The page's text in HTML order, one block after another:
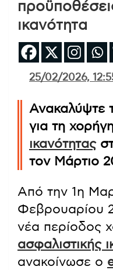
ικανότητα
25/02/2026,
Ανακαλύψτε
για τη
ικανότητας
τον Μάρτιο
Από την 1η
Φεβρουαρίου
νέα περίοδος
ασφαλιστικής
ανακοίνωσε ο